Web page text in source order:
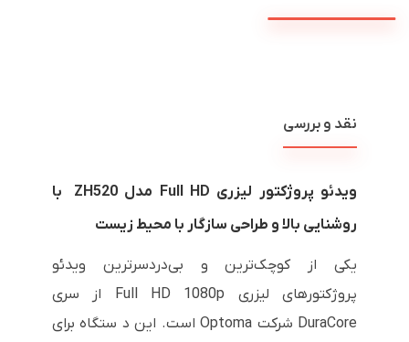
نقد و بررسی
ویدئو پروژکتور لیزری Full HD مدل ZH520 با
روشنایی بالا و طراحی سازگار با محیط زیست
یکی از کوچک‌ترین و بی‌دردسرترین ویدئو
پروژکتورهای لیزری Full HD 1080p از سری
DuraCore شرکت Optoma است. این د ستگاه برای